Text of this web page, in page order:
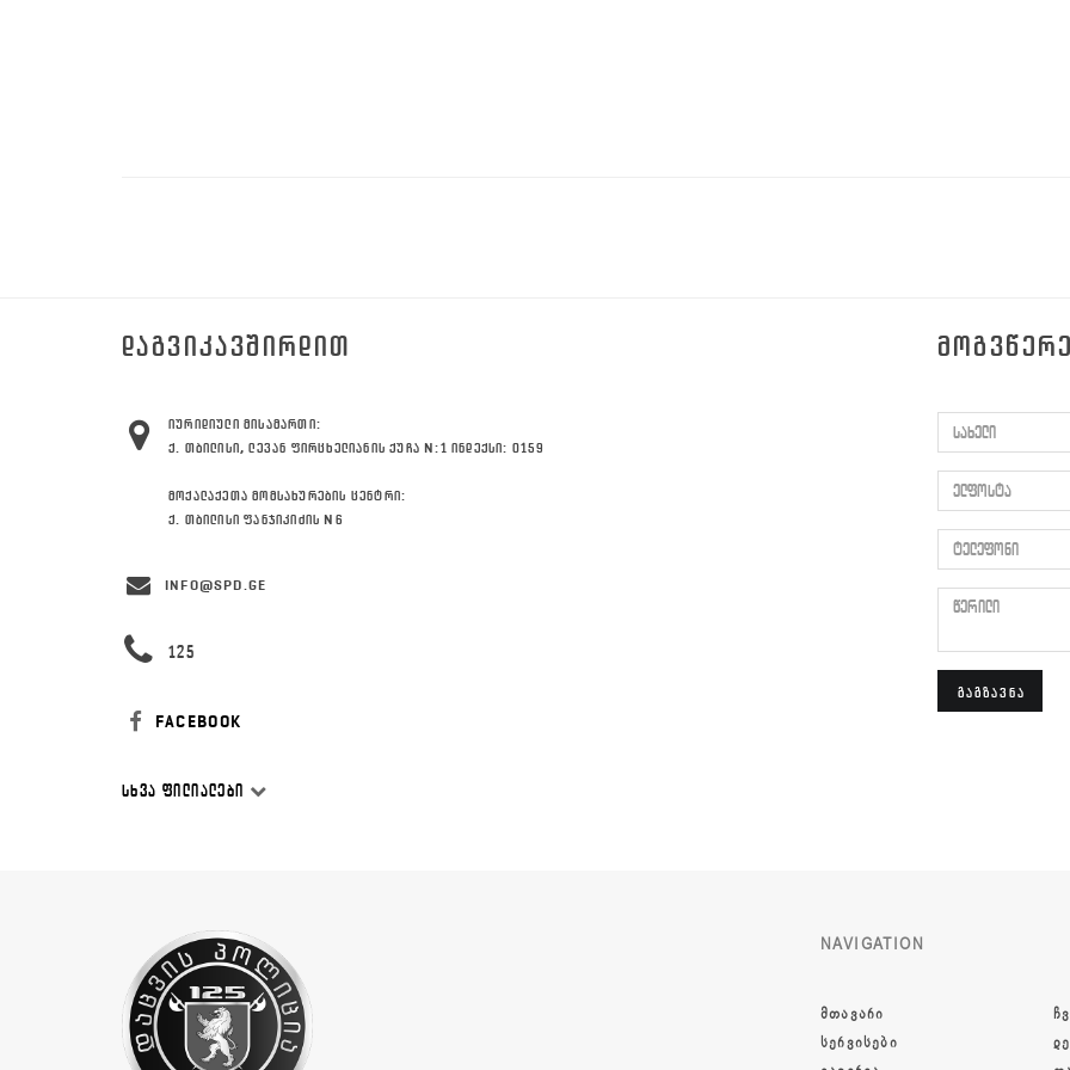
ᲓᲐᲒᲕᲘᲙᲐᲕᲨᲘᲠᲓᲘᲗ
ᲘᲣᲠᲘᲓᲘᲣᲚᲘ ᲛᲘᲡᲐᲛᲐᲠᲗᲘ:
Ქ. ᲗᲑᲘᲚᲘᲡᲘ, ᲚᲔᲕᲐᲜ ᲤᲘᲠᲪᲮᲔᲚᲘᲐᲜᲘᲡ ᲥᲣᲩᲐ N:1 ᲘᲜᲓᲔᲥᲡᲘ: 0159
ᲛᲝᲥᲐᲚᲐᲥᲔᲗᲐ ᲛᲝᲛᲡᲐᲮᲣᲠᲔᲑᲘᲡ ᲪᲔᲜᲢᲠᲘ:
Ქ. ᲗᲑᲘᲚᲘᲡᲘ ᲤᲐᲜᲯᲘᲙᲘᲫᲘᲡ N6
INFO@SPD.GE
125
FACEBOOK
ᲡᲮᲕᲐ ᲤᲘᲚᲘᲐᲚᲔᲑᲘ
სახელი
ელფოსტა
ტელეფონი
წერილი
ᲒᲐᲒᲖᲐᲕᲜᲐ
NAVIGATION
ᲛᲗᲐᲕᲐᲠᲘ
ᲡᲔᲠᲕᲘᲡᲔᲑᲘ